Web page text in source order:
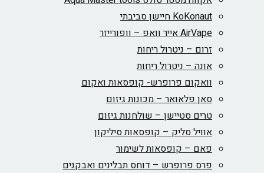
KoKonaut חיישן סביבתי
AirVape אייר וואפ – וופורייזר
זרום – ניטרול ריחות
אונה – ניטרול ריחות
וואקום פרופרש- קופסאות ואקום
סאן פלאואר – מכונות גיזום
טרים סטיישן – שולחנות גיזום
אוויל סליק – קופסאות סיליקון
פאם – קופסאות לשימור
פרס פרופרש – דוחס תבלינים ואבקנים